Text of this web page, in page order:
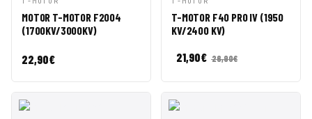
RÁPIDA
CESTA
MOTOR T-MOTOR F2004
(1700KV/3000KV)
22,90€
RÁPIDA
CESTA
T-MOTOR F40 PRO IV (1950
KV/2400 KV)
21,90€ 26,90€